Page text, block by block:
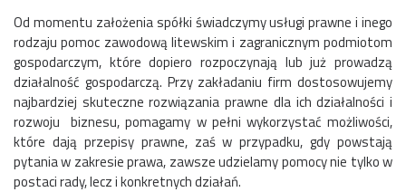
Od momentu założenia spółki świadczymy usługi prawne i inego
rodzaju pomoc zawodową litewskim i zagranicznym podmiotom
gospodarczym, które dopiero rozpoczynają lub już prowadzą
działalność gospodarczą. Przy zakładaniu firm dostosowujemy
najbardziej skuteczne rozwiązania prawne dla ich działalności i
rozwoju biznesu, pomagamy w pełni wykorzystać możliwości,
które dają przepisy prawne, zaś w przypadku, gdy powstają
pytania w zakresie prawa, zawsze udzielamy pomocy nie tylko w
postaci rady, lecz i konkretnych działań.